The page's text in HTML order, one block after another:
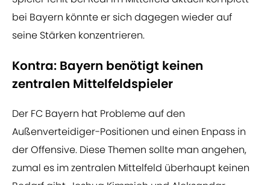
bei Bayern könnte er sich dagegen wieder auf
seine Stärken konzentrieren.
Kontra: Bayern benötigt keinen
zentralen Mittelfeldspieler
Der FC Bayern hat Probleme auf den
Außenverteidiger-Positionen und einen Enpass in
der Offensive. Diese Themen sollte man angehen,
zumal es im zentralen Mittelfeld überhaupt keinen